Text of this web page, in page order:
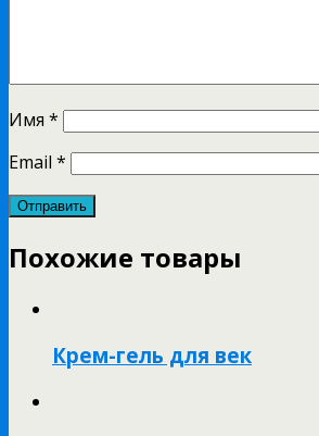
Имя *
Email *
Похожие товары
Крем-гель для век